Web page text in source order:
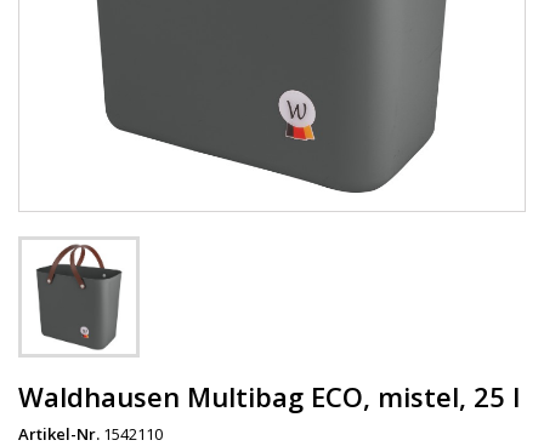
Waldhausen Multibag ECO, mistel, 25 l
Artikel-Nr. 1542110